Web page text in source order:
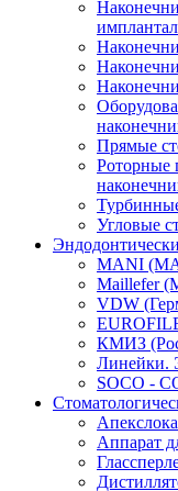
Прямые
Роторные
Угловые
MANI
Maillefer
VDW
КМИЗ
Линейки.
SOCO -
Аппарат